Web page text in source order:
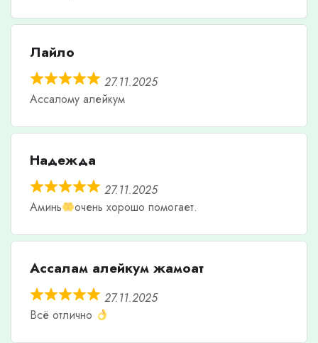
Лайло
27.11.2025
Ассалому алейкум
Надежда
27.11.2025
Аминь
очень хорошо помогает.
Ассалам алейкум жамоат
27.11.2025
Всё отлично